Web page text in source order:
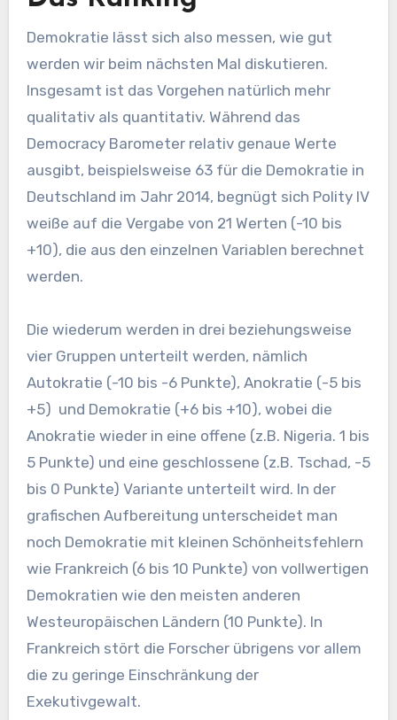
Demokratie lässt sich also messen, wie gut
werden wir beim nächsten Mal diskutieren.
Insgesamt ist das Vorgehen natürlich mehr
qualitativ als quantitativ. Während das
Democracy Barometer relativ genaue Werte
ausgibt, beispielsweise 63 für die Demokratie in
Deutschland im Jahr 2014, begnügt sich Polity IV
weiße auf die Vergabe von 21 Werten (-10 bis
+10), die aus den einzelnen Variablen berechnet
werden.
Die wiederum werden in drei beziehungsweise
vier Gruppen unterteilt werden, nämlich
Autokratie (-10 bis -6 Punkte), Anokratie (-5 bis
+5) und Demokratie (+6 bis +10), wobei die
Anokratie wieder in eine offene (z.B. Nigeria. 1 bis
5 Punkte) und eine geschlossene (z.B. Tschad, -5
bis 0 Punkte) Variante unterteilt wird. In der
grafischen Aufbereitung unterscheidet man
noch Demokratie mit kleinen Schönheitsfehlern
wie Frankreich (6 bis 10 Punkte) von vollwertigen
Demokratien wie den meisten anderen
Westeuropäischen Ländern (10 Punkte). In
Frankreich stört die Forscher übrigens vor allem
die zu geringe Einschränkung der
Exekutivgewalt.